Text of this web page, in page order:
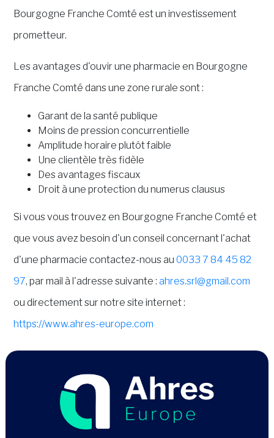
Bourgogne Franche Comté est un investissement
prometteur.
Les avantages d'ouvir une pharmacie en Bourgogne
Franche Comté dans une zone rurale sont :
Garant de la santé publique
Moins de pression concurrentielle
Amplitude horaire plutôt faible
Une clientèle très fidèle
Des avantages fiscaux
Droit à une protection du numerus clausus
Si vous vous trouvez en Bourgogne Franche Comté et
que vous avez besoin d'un conseil concernant l'achat
d'une pharmacie contactez-nous au0033 7 84 45 82
97, par mail à l'adresse suivante :ahres.srl@gmail.com
ou directement sur notre site internet :
https://www.ahres-europe.com